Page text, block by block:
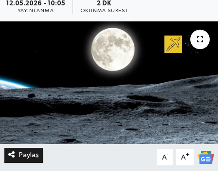
12.05.2026 - 10:05
YAYINLANMA
2 DK
OKUNMA SÜRESI
Paylaş A- A+